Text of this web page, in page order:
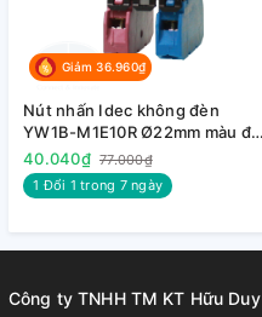
2. Kích thước:
Giảm 36.960₫
Nút nhấn Idec không đèn
YW1B-M1E10R Ø22mm màu đỏ
1NO
40.040₫ 77.000₫
1 Đổi 1 trong 7 ngày
Công ty TNHH TM KT Hữu Duy